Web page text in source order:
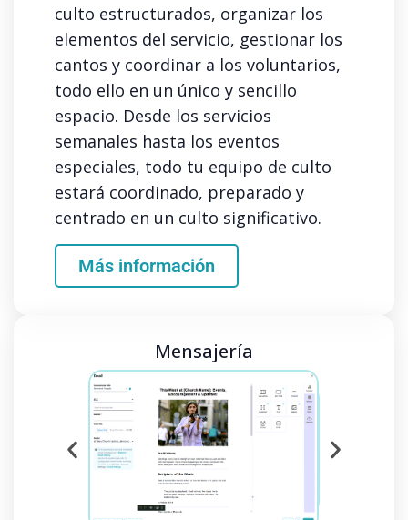
culto estructurados, organizar los
elementos del servicio, gestionar los
cantos y coordinar a los voluntarios,
todo ello en un único y sencillo
espacio. Desde los servicios
semanales hasta los eventos
especiales, todo tu equipo de culto
estará coordinado, preparado y
centrado en un culto significativo.
Más información
Mensajería